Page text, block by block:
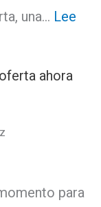
una… Lee
ahora
para